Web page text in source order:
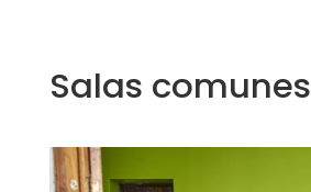
Salas comunes